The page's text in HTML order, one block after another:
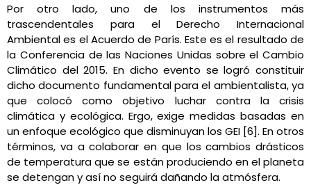
Por otro lado, uno de los instrumentos más
trascendentales para el Derecho Internacional
Ambiental es el Acuerdo de París. Este es el resultado de
la Conferencia de las Naciones Unidas sobre el Cambio
Climático del 2015. En dicho evento se logró constituir
dicho documento fundamental para el ambientalista, ya
que colocó como objetivo luchar contra la crisis
climática y ecológica. Ergo, exige medidas basadas en
un enfoque ecológico que disminuyan los GEI [6]. En otros
términos, va a colaborar en que los cambios drásticos
de temperatura que se están produciendo en el planeta
se detengan y así no seguirá dañando la atmósfera.